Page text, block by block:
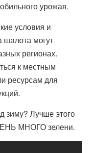
урожая.
условия и
шалота могут
регионах.
к местным
ресурсам для
зиму? Лучше этого
МНОГО зелени.